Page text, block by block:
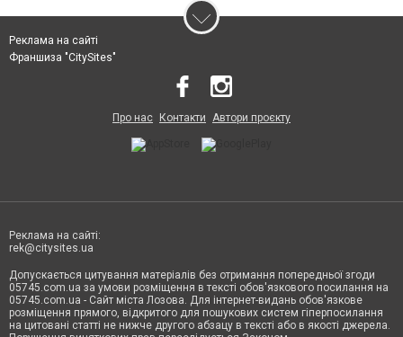
Реклама на сайті
Франшиза "CitySites"
Про нас Контакти Автори проєкту
Реклама на сайті:
rek@citysites.ua
Допускається цитування матеріалів без отримання попередньої згоди
05745.com.ua за умови розміщення в тексті обов'язкового посилання на
05745.com.ua - Сайт міста Лозова. Для інтернет-видань обов'язкове
розміщення прямого, відкритого для пошукових систем гіперпосилання
на цитовані статті не нижче другого абзацу в тексті або в якості джерела.